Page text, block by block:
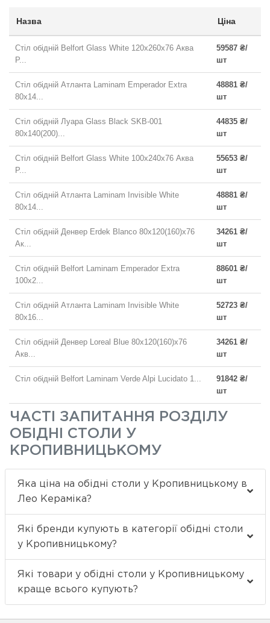
Назва Ціна
Стіл обідній Belfort Glass White 120х260х76 Аква
Р...
59587 ₴/
шт
Стіл обідній Атланта Laminam Emperador Extra
80х14...
48881 ₴/
шт
Стіл обідній Луара Glass Black SKB-001
80х140(200)...
44835 ₴/
шт
Стіл обідній Belfort Glass White 100х240х76 Аква
Р...
55653 ₴/
шт
Стіл обідній Атланта Laminam Invisible White
80х14...
48881 ₴/
шт
Стіл обідній Денвер Erdek Blanco 80х120(160)х76
Ак...
34261 ₴/
шт
Стіл обідній Belfort Laminam Emperador Extra
100х2...
88601 ₴/
шт
Стіл обідній Атланта Laminam Invisible White
80х16...
52723 ₴/
шт
Стіл обідній Денвер Loreal Blue 80х120(160)х76
Акв...
34261 ₴/
шт
Стіл обідній Belfort Laminam Verde Alpi Lucidato 1...
91842 ₴/
шт
ЧАСТІ ЗАПИТАННЯ РОЗДІЛУ
ОБІДНІ СТОЛИ У
КРОПИВНИЦЬКОМУ
Яка ціна на обідні столи у Кропивницькому в
Лео Кераміка?
Які бренди купують в категорії обідні столи
у Кропивницькому?
Які товари у обідні столи у Кропивницькому
краще всього купують?